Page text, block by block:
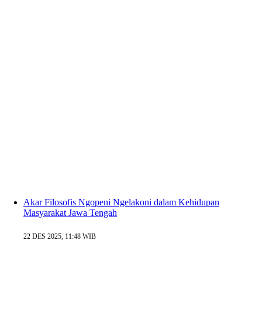
Akar Filosofis Ngopeni Ngelakoni dalam Kehidupan
Masyarakat Jawa Tengah
22 DES 2025, 11:48 WIB